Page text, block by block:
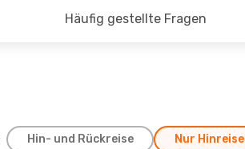
Häufig gestellte Fragen
Hin- und Rückreise Nur Hinreise